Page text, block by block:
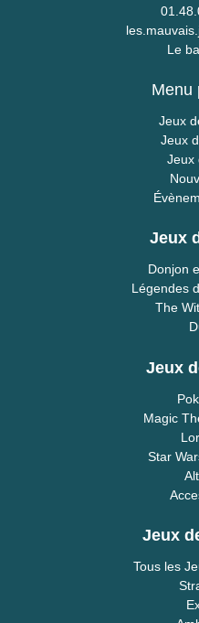
Le
Menu
Jeux
Jeux
Jeux
Jeux
Donjon
Légendes
The
Jeux
Magic
Star
Jeux
Tous les